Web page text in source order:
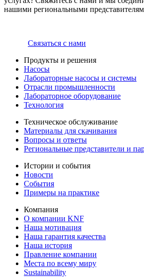
нашими региональными
Связаться с нами
Продукты и решения
Насосы
Лабораторные насосы и системы
Отрасли промышленности
Лабораторное оборудование
Технология
Техническое обслуживание
Материалы для скачивания
Вопросы и ответы
Региональные представители и
Истории и события
Новости
События
Примеры на практике
Компания
О компании KNF
Наша мотивация
Наша гарантия качества
Наша история
Правление компании
Места по всему миру
Sustainability